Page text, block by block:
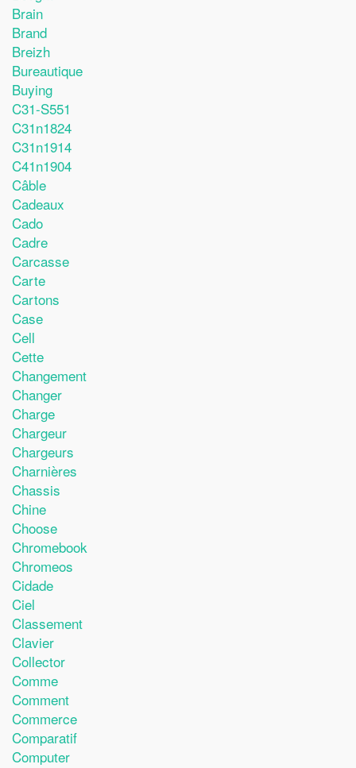
Brain
Brand
Breizh
Bureautique
Buying
C31-S551
C31n1824
C31n1914
C41n1904
Câble
Cadeaux
Cado
Cadre
Carcasse
Carte
Cartons
Case
Cell
Cette
Changement
Changer
Charge
Chargeur
Chargeurs
Charnières
Chassis
Chine
Choose
Chromebook
Chromeos
Cidade
Ciel
Classement
Clavier
Collector
Comme
Comment
Commerce
Comparatif
Computer